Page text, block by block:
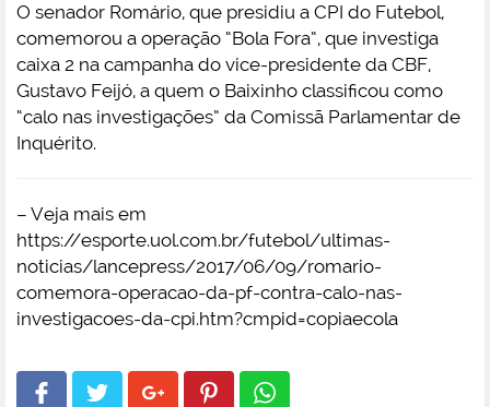
O senador Romário, que presidiu a CPI do Futebol,
comemorou a operação “Bola Fora”, que investiga
caixa 2 na campanha do vice-presidente da CBF,
Gustavo Feijó, a quem o Baixinho classificou como
“calo nas investigações” da Comissã Parlamentar de
Inquérito.
– Veja mais em
https://esporte.uol.com.br/futebol/ultimas-
noticias/lancepress/2017/06/09/romario-
comemora-operacao-da-pf-contra-calo-nas-
investigacoes-da-cpi.htm?cmpid=copiaecola